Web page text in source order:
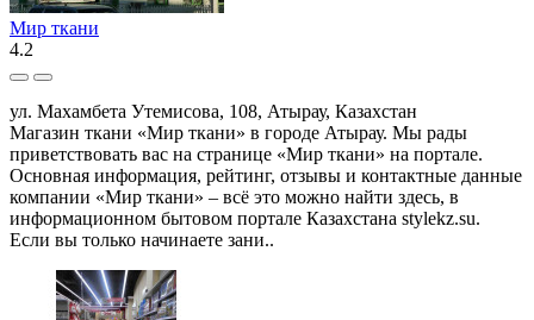
Мир ткани
4.2
ул. Махамбета Утемисова, 108, Атырау, Казахстан
Магазин ткани «Мир ткани» в городе Атырау. Мы рады
приветствовать вас на странице «Мир ткани» на портале.
Основная информация, рейтинг, отзывы и контактные данные
компании «Мир ткани» – всё это можно найти здесь, в
информационном бытовом портале Казахстана stylekz.su.
Если вы только начинаете зани..